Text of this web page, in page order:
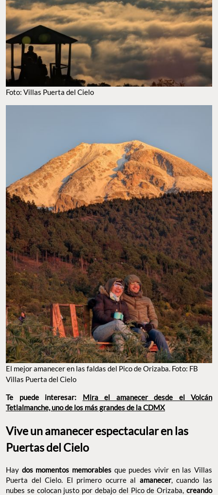
Foto: Villas Puerta del Cielo
El mejor amanecer en las faldas del Pico de Orizaba. Foto: FB
Villas Puerta del Cielo
Te puede interesar: Mira el amanecer desde el Volcán
Tetlalmanche, uno de los más grandes de la CDMX
Vive un amanecer espectacular en las
Puertas del Cielo
Hay dos momentos memorables que puedes vivir en las Villas
Puerta del Cielo. El primero ocurre al amanecer, cuando las
nubes se colocan justo por debajo del Pico de Orizaba, creando